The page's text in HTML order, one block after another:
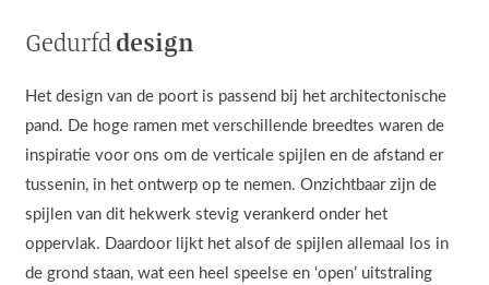
Gedurfddesign
Het design van de poort is passend bij het architectonische
pand. De hoge ramen met verschillende breedtes waren de
inspiratie voor ons om de verticale spijlen en de afstand er
tussenin, in het ontwerp op te nemen. Onzichtbaar zijn de
spijlen van dit hekwerk stevig verankerd onder het
oppervlak. Daardoor lijkt het alsof de spijlen allemaal los in
de grond staan, wat een heel speelse en ‘open’ uitstraling